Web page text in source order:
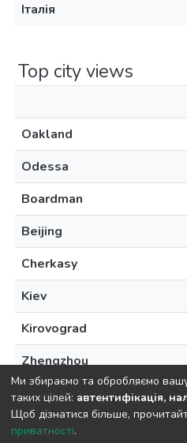
Італія
Top city views
Oakland
Odessa
Boardman
Beijing
Cherkasy
Kiev
Kirovograd
Zhengzhou
Ми збираємо та обробляємо
таких цілей: автентифікація,
Щоб дізнатися більше,
приватності.